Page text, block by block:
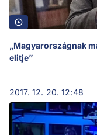
„Magyarországnak
elitje”
2017. 12. 20. 12:48